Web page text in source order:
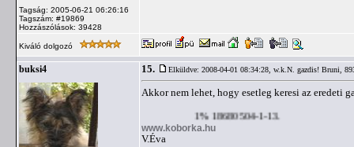
Tagság: 2005-06-21 06:26:16
Tagszám: #19869
Hozzászólások: 39428
Kiváló dolgozó
buksi4 15. Elküldve: 2008-04-01 08:34:28, w.k.N. gazdis! Bruni,
Akkor nem lehet, hogy esetleg keresi az eredeti
1% 18680504-1-13.
www.koborka.hu
V.Éva